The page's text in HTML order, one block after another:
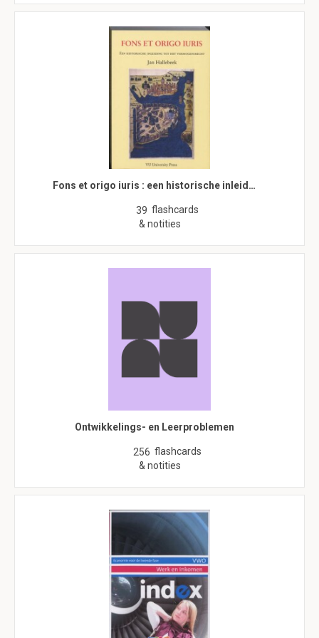
Fons et origo iuris : een historische inleid…
39 flashcards
& notities
Ontwikkelings- en Leerproblemen
256 flashcards
& notities